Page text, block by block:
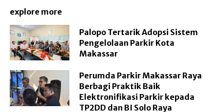
explore more
Palopo Tertarik Adopsi Sistem
Pengelolaan Parkir Kota
Makassar
Perumda Parkir Makassar Raya
Berbagi Praktik Baik
Elektronifikasi Parkir kepada
TP2DD dan BI Solo Raya